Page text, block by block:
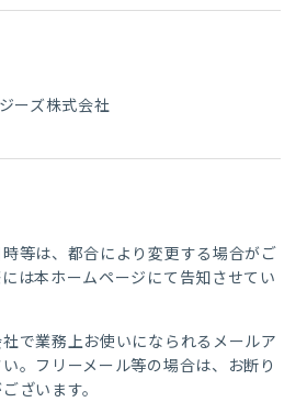
ーズ株式会社
等は、都合により変更する場合がご
は本ホームページにて告知させてい
で業務上お使いになられるメールア
。フリーメール等の場合は、お断り
ざいます。